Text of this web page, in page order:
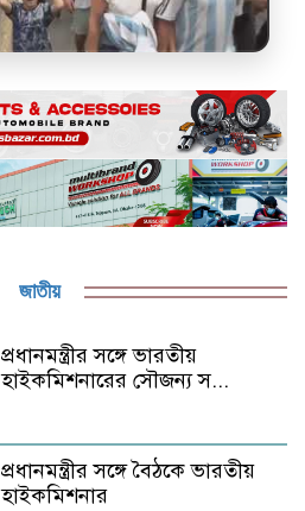
জাতীয়
প্রধানমন্ত্রীর সঙ্গে ভারতীয়
হাইকমিশনারের সৌজন্য স...
প্রধানমন্ত্রীর সঙ্গে বৈঠকে ভারতীয়
হাইকমিশনার